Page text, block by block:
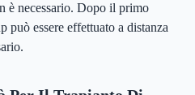
è necessario. Dopo il primo
essere effettuato a distanza